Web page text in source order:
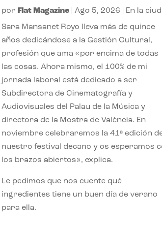
por Flat Magazine| Ago 5, 2026 En la
Sara Mansanet Royo lleva más de quince
años dedicándose a la Gestión Cultural,
profesión que ama «por encima de todas
las cosas. Ahora mismo, el 100% de mi
jornada laboral está dedicado a ser
Subdirectora de Cinematografía y
Audiovisuales del Palau de la Música y
directora de la Mostra de València. En
noviembre celebraremos la 41ª edición
nuestro festival decano y os esperamos
los brazos abiertos», explica.
Le pedimos que nos cuente qué
ingredientes tiene un buen día de verano
para ella.